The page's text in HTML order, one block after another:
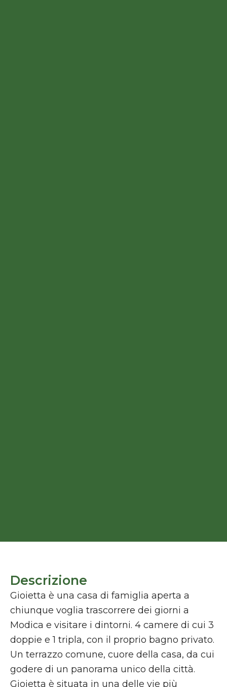
Descrizione
Gioietta è una casa di famiglia aperta a
chiunque voglia trascorrere dei giorni a
Modica e visitare i dintorni. 4 camere di cui 3
doppie e 1 tripla, con il proprio bagno privato.
Un terrazzo comune, cuore della casa, da cui
godere di un panorama unico della città.
Gioietta è situata in una delle vie più